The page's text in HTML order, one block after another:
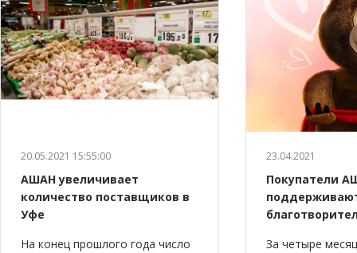
20.05.2021 15:55:00
АШАН увеличивает
количество поставщиков в
Уфе
На конец прошлого года число
23.04.2021
Покупатели
За четыре